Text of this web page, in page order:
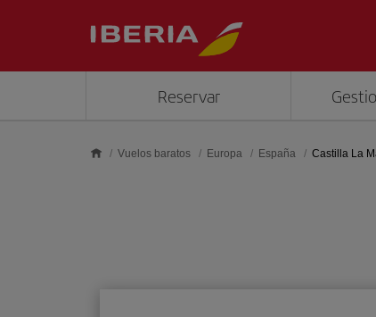
Reservar
Vuelos baratos Europa España Castilla La